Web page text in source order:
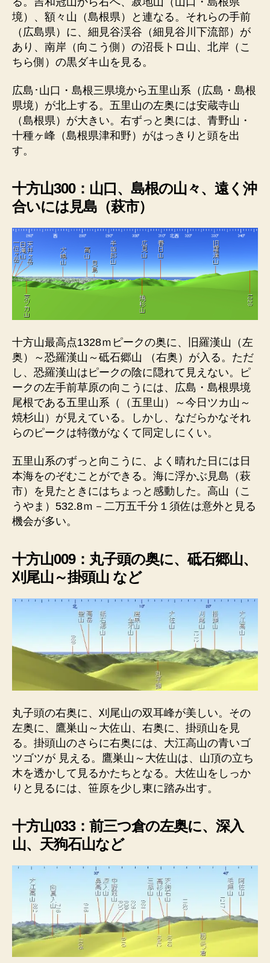
境）、額々山（島根県）と連なる。それらの手前
（広島県）に、細見谷渓谷（細見谷川下流部）が
あり、南岸（向こう側）の沼長トロ山、北岸（こ
ちら側）の黒ダキ山を見る。
広島･山口・島根三県境から五里山系（広島・島根
県境）が北上する。五里山の左奥には安蔵寺山
（島根県）が大きい。右ずっと奥には、青野山・
十種ヶ峰（島根県津和野）がはっきりと頭を出
す。
十方山300：山口、島根の山々、遠く沖
合いには見島（萩市）
十方山最高点1328ｍピークの奥に、旧羅漢山（左
奥）～恐羅漢山～砥石郷山 （右奥）が入る。ただ
し、恐羅漢山はピークの陰に隠れて見えない。ピ
ークの左手前草原の向こうには、広島・島根県境
尾根である五里山系（（五里山）～今日ツカ山～
焼杉山）が見えている。しかし、なだらかなそれ
らのピークは特徴がなくて同定しにくい。
五里山系のずっと向こうに、よく晴れた日には日
本海をのぞむことができる。海に浮かぶ見島（萩
市）を見たときにはちょっと感動した。高山（こ
うやま）532.8ｍ－二万五千分１須佐は意外と見る
機会が多い。
十方山009：丸子頭の奥に、砥石郷山、
刈尾山～掛頭山 など
丸子頭の右奥に、刈尾山の双耳峰が美しい。その
左奥に、鷹巣山～大佐山、右奥に、掛頭山を見
る。掛頭山のさらに右奥には、大江高山の青いゴ
ツゴツが 見える。鷹巣山～大佐山は、山頂の立ち
木を透かして見るかたちとなる。大佐山をしっか
りと見るには、笹原を少し東に踏み出す。
十方山033：前三つ倉の左奥に、深入
山、天狗石山など